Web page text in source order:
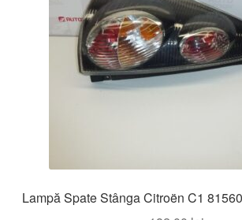
Lampă Spate Stânga Citroën C1